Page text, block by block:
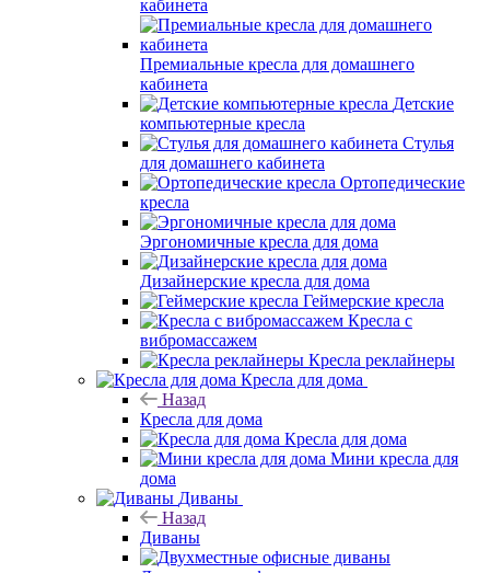
кабинета
Премиальные кресла для домашнего
кабинета
Детские
компьютерные кресла
Стулья
для домашнего кабинета
Ортопедические
кресла
Эргономичные кресла для дома
Дизайнерские кресла для дома
Геймерские кресла
Кресла с
вибромассажем
Кресла реклайнеры
Кресла для дома
Назад
Кресла для дома
Кресла для дома
Мини кресла для
дома
Диваны
Назад
Диваны